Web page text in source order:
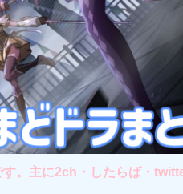
。主に2ch・したらば・